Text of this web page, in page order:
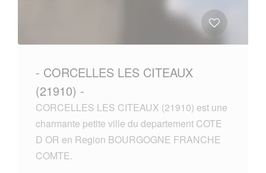
- CORCELLES LES CITEAUX
(21910) -
CORCELLES LES CITEAUX (21910) est une
charmante petite ville du departement COTE
D OR en Region BOURGOGNE FRANCHE
COMTE.